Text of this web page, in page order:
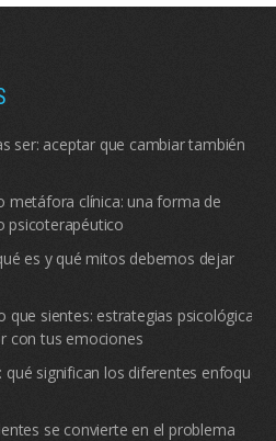
ser: aceptar que cambiar también
metáfora clínica: una forma de
psicoterapéutico
es y qué mitos debemos dejar
sientes: estrategias psicológicas
con tus emociones
significan los diferentes enfoques
se convierte en el problema